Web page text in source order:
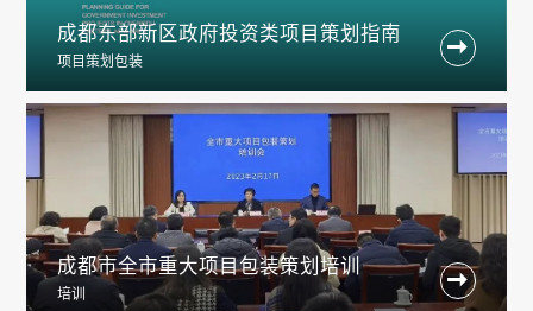
成都东部新区政府投资类项目策划指南
项目策划包装

成都市全市重大项目包装策划培训
培训
